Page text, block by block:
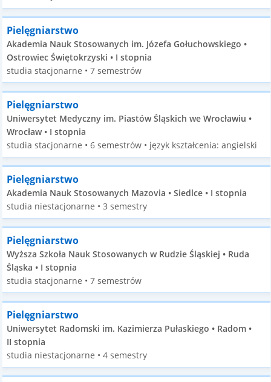
Pielęgniarstwo
Akademia Nauk Stosowanych im. Józefa Gołuchowskiego •
Ostrowiec Świętokrzyski • I stopnia
studia stacjonarne • 7 semestrów
Pielęgniarstwo
Uniwersytet Medyczny im. Piastów Śląskich we Wrocławiu •
Wrocław • I stopnia
studia stacjonarne • 6 semestrów • język kształcenia: angielski
Pielęgniarstwo
Akademia Nauk Stosowanych Mazovia • Siedlce • I stopnia
studia niestacjonarne • 3 semestry
Pielęgniarstwo
Wyższa Szkoła Nauk Stosowanych w Rudzie Śląskiej • Ruda
Śląska • I stopnia
studia stacjonarne • 7 semestrów
Pielęgniarstwo
Uniwersytet Radomski im. Kazimierza Pułaskiego • Radom •
II stopnia
studia niestacjonarne • 4 semestry